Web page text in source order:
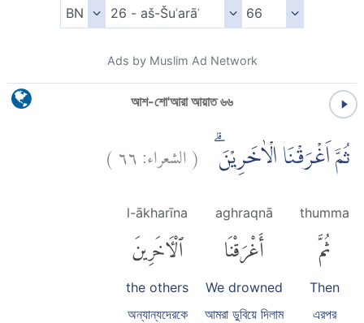
Ads by Muslim Ad Network
আশ-শো'আরা আয়াত ৬৬
ثُمَّ اَغْرَقْنَا الْاٰخَرِيْنَ ۗ (الشعراء:٦٦)
thumma
ثُمَّ
Then
এরপর
aghraqnā
أَغْرَقْنَا
We drowned
আমরা ডুবিয়ে দিলাম
l-ākharīna
ٱلْءَاخَرِينَ
the others
অন্যান্যদেরকে